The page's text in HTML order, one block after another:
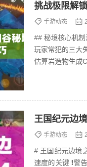
挑战极限解
手游动态
## 秘境核心机
玩家常犯的三大
估算岩造物生成
王国纪元边
手游动态
# 王国纪元边境
速度的关键 ❗️警告：职业选择将直接影响614关卡的突破效率！ 1.1 新手必选职业推荐 - 暗影游侠：